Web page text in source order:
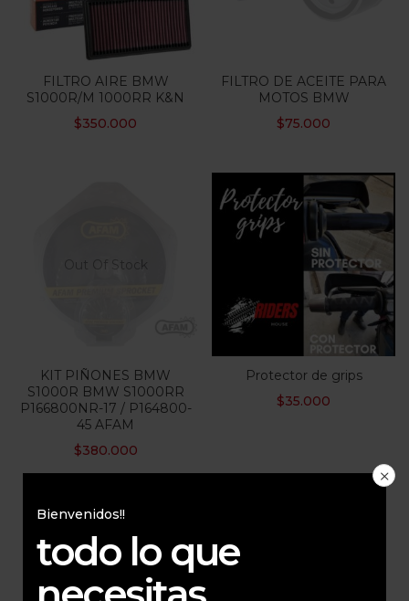
Etiquetas
FILTRO AIRE BMW
S1000R/M 1000RR K&N
$350.000
FILTRO DE ACEITE PARA
MOTOS BMW
$75.000
Out Of Stock
KIT PIÑONES BMW
S1000R BMW S1000RR
P166800NR-17 / P164800-
45 AFAM
$380.000
Protector de grips
$35.000
Bienvenidos!!
todo lo que